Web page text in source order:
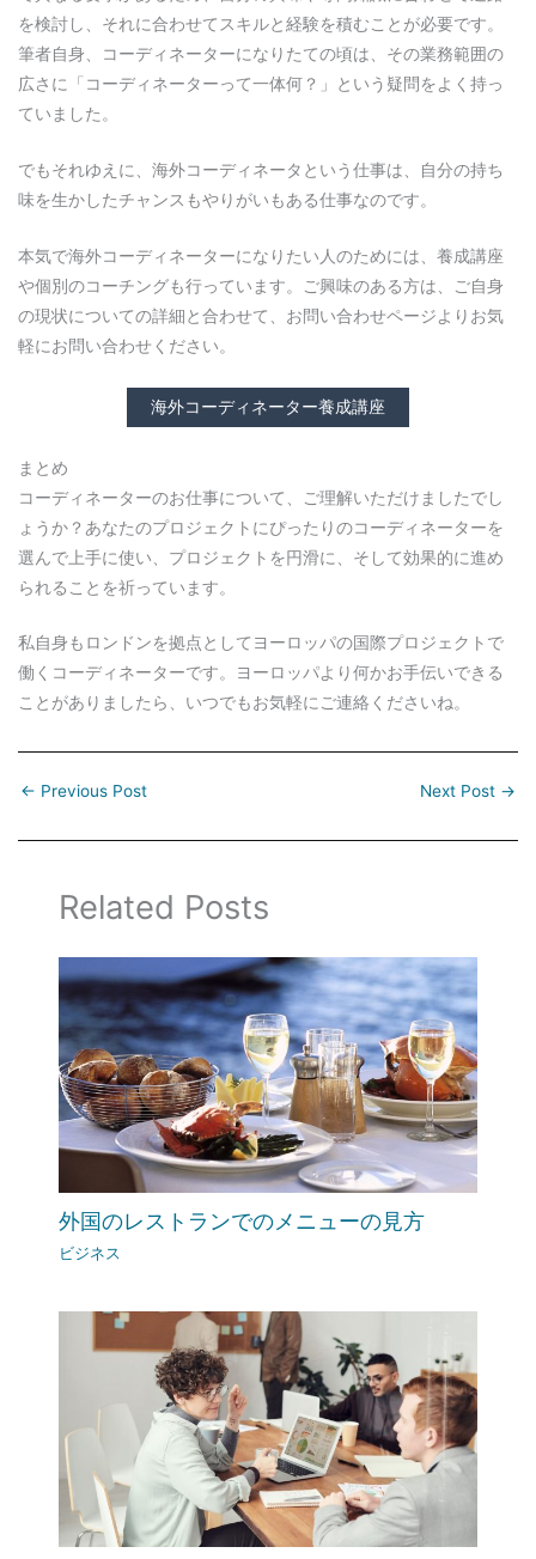
を検討し、それに合わせてスキルと経験を積むことが必要です。
筆者自身、コーディネーターになりたての頃は、その業務範囲の
広さに「コーディネーターって一体何？」という疑問をよく持っ
ていました。
でもそれゆえに、海外コーディネータという仕事は、自分の持ち
味を生かしたチャンスもやりがいもある仕事なのです。
本気で海外コーディネーターになりたい人のためには、養成講座
や個別のコーチングも行っています。ご興味のある方は、ご自身
の現状についての詳細と合わせて、お問い合わせページよりお気
軽にお問い合わせください。
海外コーディネーター養成講座
まとめ
コーディネーターのお仕事について、ご理解いただけましたでし
ょうか？あなたのプロジェクトにぴったりのコーディネーターを
選んで上手に使い、プロジェクトを円滑に、そして効果的に進め
られることを祈っています。
私自身もロンドンを拠点としてヨーロッパの国際プロジェクトで
働くコーディネーターです。ヨーロッパより何かお手伝いできる
ことがありましたら、いつでもお気軽にご連絡くださいね。
← Previous Post Next Post →
Related Posts
外国のレストランでのメニューの見方
ビジネス